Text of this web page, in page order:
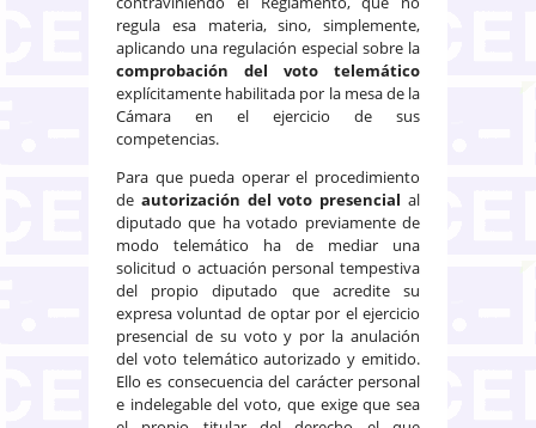
regula esa materia, sino, simplemente,
aplicando una regulación especial sobre la
comprobación del voto telemático
explícitamente habilitada por la mesa de la
Cámara en el ejercicio de sus
competencias.
Para que pueda operar el procedimiento
de autorización del voto presencial al
diputado que ha votado previamente de
modo telemático ha de mediar una
solicitud o actuación personal tempestiva
del propio diputado que acredite su
expresa voluntad de optar por el ejercicio
presencial de su voto y por la anulación
del voto telemático autorizado y emitido.
Ello es consecuencia del carácter personal
e indelegable del voto, que exige que sea